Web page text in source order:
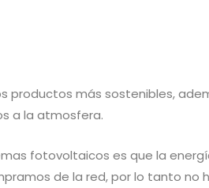
productos más sostenibles,
a la atmosfera.
fotovoltaicos es que la
de la red, por lo tanto no